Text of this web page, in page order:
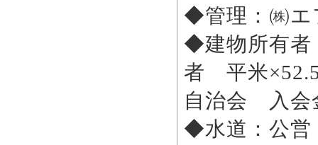
◆管理：㈱エ
◆建物所有
者 平米
自治会 入会
◆水道：公営